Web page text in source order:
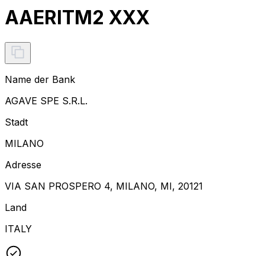
AAERITM2 XXX
Name der Bank
AGAVE SPE S.R.L.
Stadt
MILANO
Adresse
VIA SAN PROSPERO 4, MILANO, MI, 20121
Land
ITALY